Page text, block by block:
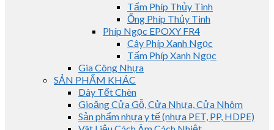
Tấm Phíp Thủy Tinh
Ống Phíp Thủy Tinh
Phíp Ngọc EPOXY FR4
Cây Phíp Xanh Ngọc
Tấm Phíp Xanh Ngọc
Gia Công Nhựa
SẢN PHẨM KHÁC
Dây Tết Chèn
Gioăng Cửa Gỗ, Cửa Nhựa, Cửa Nhôm
Sản phẩm nhựa y tế (nhựa PET, PP, HDPE)